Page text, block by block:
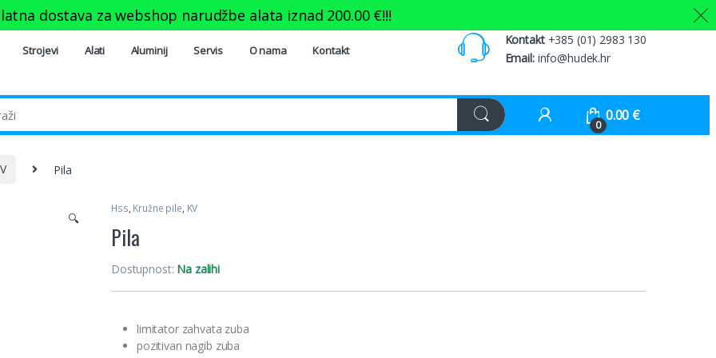
Strojevi Alati Aluminij Servis O nama Kontakt
Kontakt+385 (01) 2983 130
Email:info@hudek.hr
0
0.00 €
Pila
🔍
Hss, Kružne pile, KV
Pila
Dostupnost: Na zalihi
limitator zahvata zuba
pozitivan nagib zuba
dostava za webshop narudžbe alata iznad 200.00 €!!!